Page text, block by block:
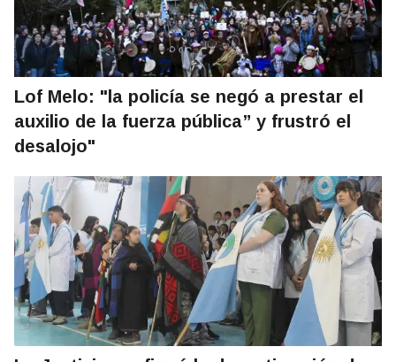
Lof Melo: "la policía se negó a prestar el
auxilio de la fuerza pública” y frustró el
desalojo"